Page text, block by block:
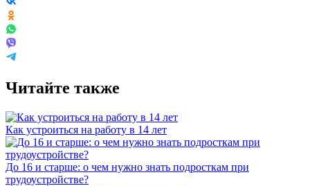
Читайте также
Как устроиться на работу в 14 лет
До 16 и старше: о чем нужно знать подросткам при
трудоустройстве?